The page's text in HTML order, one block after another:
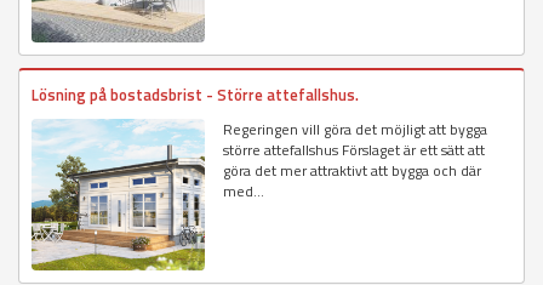
Lösning på bostadsbrist - Större attefallshus.
Regeringen vill göra det möjligt att bygga
större attefallshus Förslaget är ett sätt att
göra det mer attraktivt att bygga och där
med...